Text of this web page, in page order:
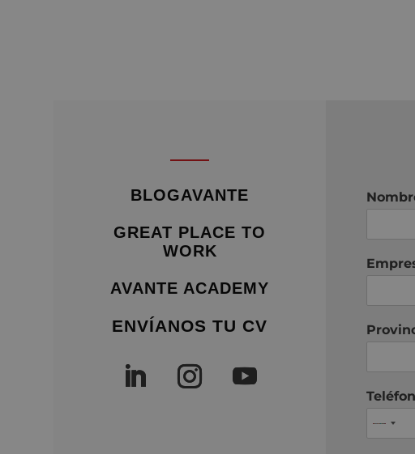
BLOGAVANTE
GREAT PLACE TO
WORK
AVANTE ACADEMY
ENVÍANOS TU CV